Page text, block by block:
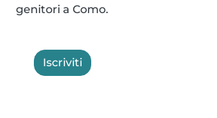
genitori a Como.
Iscriviti